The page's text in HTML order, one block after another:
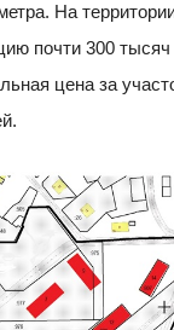
На
почти 300
цена за